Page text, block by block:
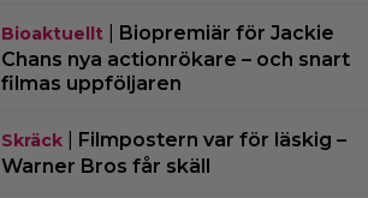
Bioaktuellt| Biopremiär för Jackie
Chans nya actionrökare – och snart
filmas uppföljaren
Skräck| Filmpostern var för läskig –
Warner Bros får skäll